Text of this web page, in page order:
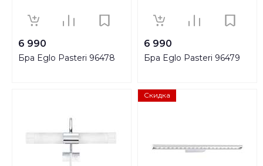
6 990
Бра Eglo Pasteri 96478
6 990
Бра Eglo Pasteri 96479
Скидка